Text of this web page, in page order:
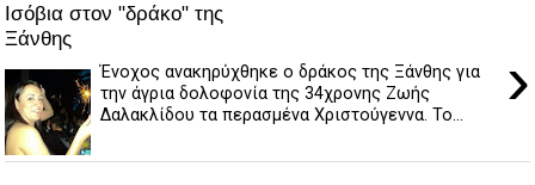
Ισόβια στον "δράκο" της
Ξάνθης
›
Ένοχος ανακηρύχθηκε ο δράκος της Ξάνθης για
την άγρια δολοφονία της 34χρονης Ζωής
Δαλακλίδου τα περασμένα Χριστούγεννα. Το...